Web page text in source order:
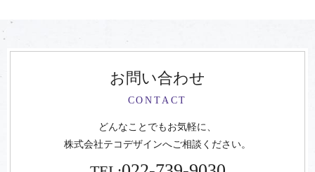
お問い合わせ
CONTACT
どんなことでもお気軽に、
株式会社テコデザインへご相談ください。